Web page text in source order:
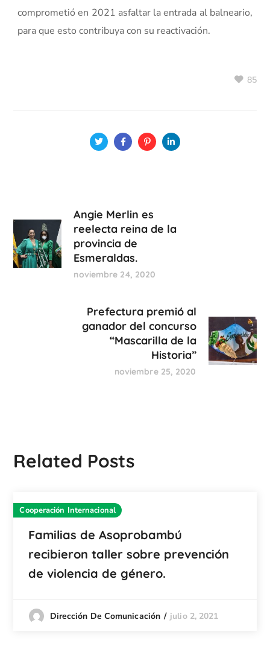
comprometió en 2021 asfaltar la entrada al balneario,
para que esto contribuya con su reactivación.
85
Angie Merlin es
reelecta reina de la
provincia de
Esmeraldas.
noviembre 24, 2020
Prefectura premió al
ganador del concurso
“Mascarilla de la
Historia”
noviembre 25, 2020
Related Posts
Cooperación Internacional
Familias de Asoprobambú
recibieron taller sobre prevención
de violencia de género.
Dirección De Comunicación julio 2, 2021